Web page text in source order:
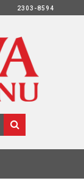
2303-8594